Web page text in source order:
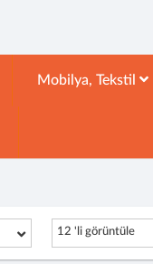
Mobilya, Tekstil
12 'li görüntüle